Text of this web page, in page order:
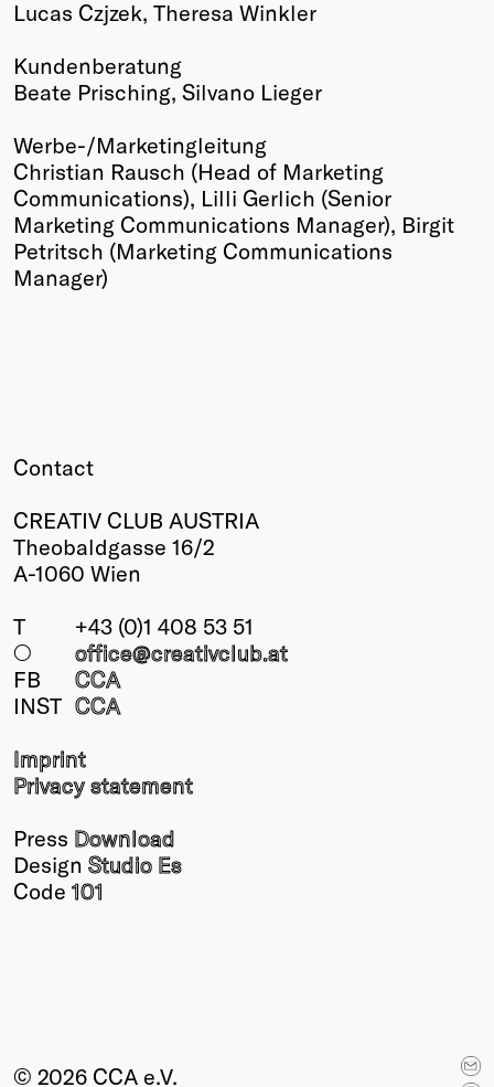
Lucas Czjzek, Theresa Winkler
Kundenberatung
Beate Prisching, Silvano Lieger
Werbe-/Marketingleitung
Christian Rausch (Head of Marketing
Communications), Lilli Gerlich (Senior
Marketing Communications Manager), Birgit
Petritsch (Marketing Communications
Manager)
Contact
CREATIV CLUB AUSTRIA
Theobaldgasse 16/2
A-1060 Wien
T
+43 (0)1 408 53 51
○
office@creativclub.at
FB
CCA
INST CCA
Imprint
Privacy statement
Press Download
Design Studio Es
Code 101
© 2026 CCA e.V.